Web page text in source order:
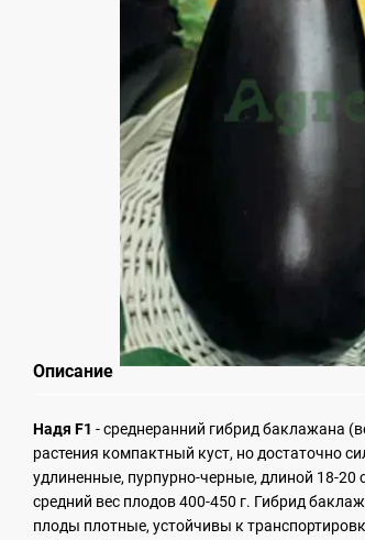
Описание
Надя F1 - среднеранний гибрид баклажана
растения компактный куст, но достаточно
удлиненные, пурпурно-черные, длиной 18-20
средний вес плодов 400-450 г. Гибрид
плоды плотные, устойчивы к